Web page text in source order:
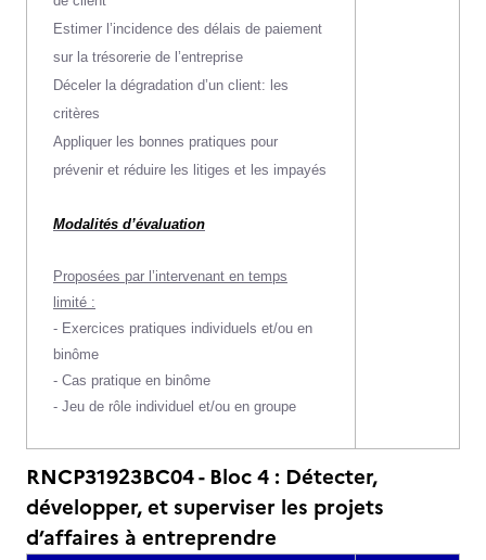
Estimer l’incidence des délais de paiement
sur la trésorerie de l’entreprise
Déceler la dégradation d’un client: les
critères
Appliquer les bonnes pratiques pour
prévenir et réduire les litiges et les impayés
Modalités d’évaluation
Proposées par l’intervenant en temps
limité :
- Exercices pratiques individuels et/ou en
binôme
- Cas pratique en binôme
- Jeu de rôle individuel et/ou en groupe
RNCP31923BC04 - Bloc 4 : Détecter,
développer, et superviser les projets
d’affaires à entreprendre